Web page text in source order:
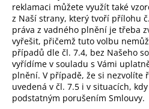
reklamaci můžete využít také
z Naší strany, který tvoří přílohu
práva z vadného plnění je třeba
vyřešit, přičemž tuto volbu
případů dle čl. 7.4, bez Našeho
vyřídíme v souladu s Vámi
plnění. V případě, že si nezvolíte
uvedená v čl. 7.5 i v situacích,
podstatným porušením Smlouvy.